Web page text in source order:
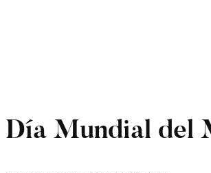
Día Mundial del